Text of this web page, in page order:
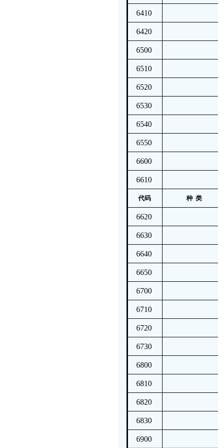
6410
6420
6500
6510
6520
6530
6540
6550
6600
6610
代码 种 类
6620
6630
6640
6650
6700
6710
6720
6730
6800
6810
6820
6830
6900